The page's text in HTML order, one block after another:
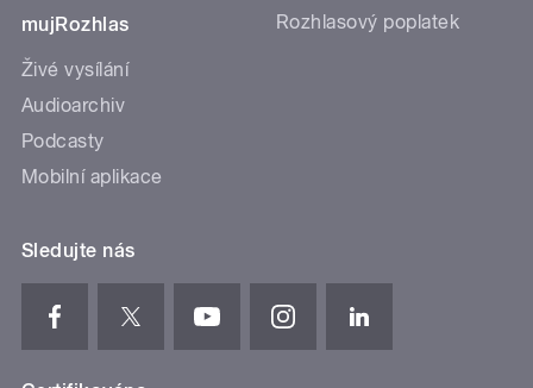
mujRozhlas
Živé vysílání
Audioarchiv
Podcasty
Mobilní aplikace
Rozhlasový poplatek
Sledujte nás